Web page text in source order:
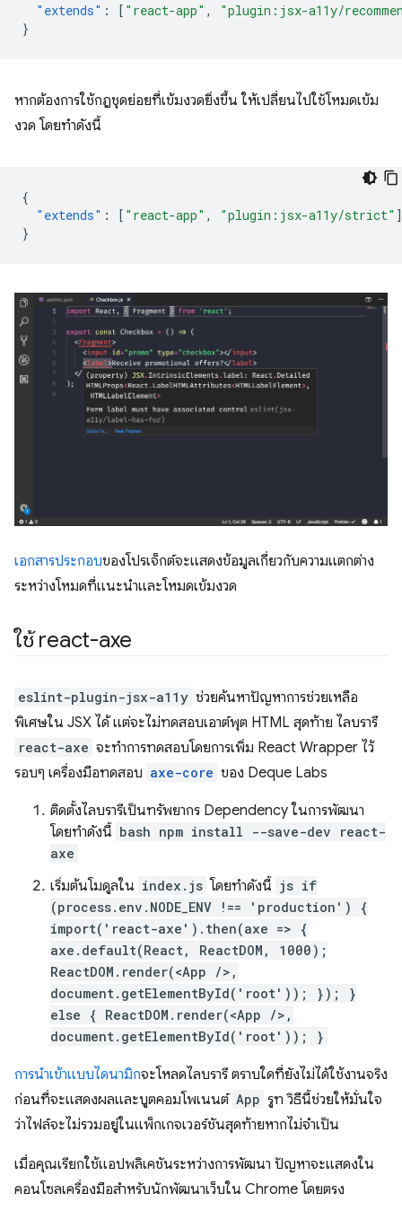
"extends" : [ "react-app" ,
"plugin:jsx-a11y/
}
หากต้องการใช้กฎชุดย่อยที่เข้มงวดยิ่งขึ้น ให้เปลี่ยนไปใช้โหมดเข้ม
งวด โดยทำดังนี้
{
"extends" : [ "react-app" , "plugin:jsx-a11y/strict" ]
}
เอกสารประกอบของโปรเจ็กต์จะแสดงข้อมูลเกี่ยวกับความแตกต่าง
ระหว่างโหมดที่แนะนำและโหมดเข้มงวด
ใช้ react-axe
eslint-plugin-jsx-a11y ช่วยค้นหาปัญหาการช่วยเหลือ
พิเศษใน JSX ได้ แต่จะไม่ทดสอบเอาต์พุต HTML สุดท้าย ไลบรารี
react-axe จะทำการทดสอบโดยการเพิ่ม React Wrapper ไว้
รอบๆ เครื่องมือทดสอบ axe-core ของ Deque Labs
ติดตั้งไลบรารีเป็นทรัพยากร Dependency ในการพัฒนา
โดยทำดังนี้ bash npm install --save-dev react-
axe
เริ่มต้นโมดูลใน index.js โดยทำดังนี้ js if
(process.env.NODE_ENV !== 'production') {
import('react-axe').then(axe => {
axe.default(React, ReactDOM, 1000);
ReactDOM.render(<App />,
document.getElementById('root')); }); }
else { ReactDOM.render(<App />,
document.getElementById('root')); }
การนําเข้าแบบไดนามิกจะโหลดไลบรารี ตราบใดที่ยังไม่ได้ใช้งานจริง
ก่อนที่จะแสดงผลและบูตคอมโพเนนต์ App รูท วิธีนี้ช่วยให้มั่นใจ
ว่าไฟล์จะไม่รวมอยู่ในแพ็กเกจเวอร์ชันสุดท้ายหากไม่จำเป็น
เมื่อคุณเรียกใช้แอปพลิเคชันระหว่างการพัฒนา ปัญหาจะแสดงใน
คอนโซลเครื่องมือสำหรับนักพัฒนาเว็บใน Chrome โดยตรง